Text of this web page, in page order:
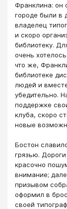
Франклина: он
городе были в
владелец
и скоро
библиотеку.
очень
что же,
библиотеке
людей и
убедительно.
поддержке
клуба, скоро
новые
Бостон
грязью.
красочно
внимание;
призывом
оформил в
своей